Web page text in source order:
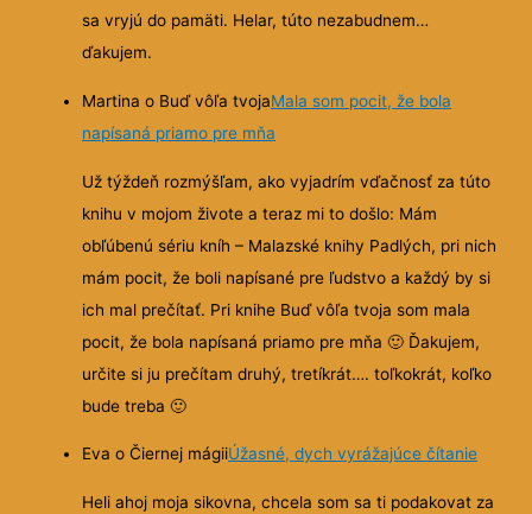
sa vryjú do pamäti. Helar, túto nezabudnem…
ďakujem.
Martina o Buď vôľa tvojaMala som pocit, že bola
napísaná priamo pre mňa
Už týždeň rozmýšľam, ako vyjadrím vďačnosť za túto
knihu v mojom živote a teraz mi to došlo: Mám
obľúbenú sériu kníh – Malazské knihy Padlých, pri nich
mám pocit, že boli napísané pre ľudstvo a každý by si
ich mal prečítať. Pri knihe Buď vôľa tvoja som mala
pocit, že bola napísaná priamo pre mňa🙂 Ďakujem,
určite si ju prečítam druhý, tretíkrát…. toľkokrát, koľko
bude treba🙂
Eva o Čiernej mágiiÚžasné, dych vyrážajúce čítanie
Heli ahoj moja sikovna, chcela som sa ti podakovat za